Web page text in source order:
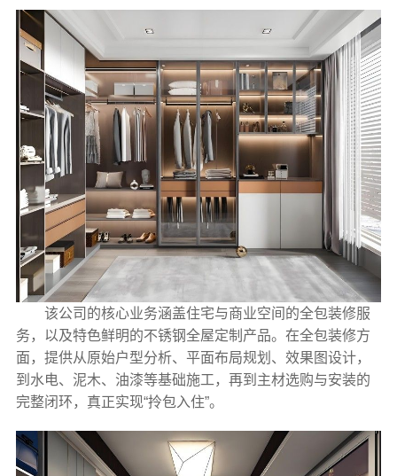
该公司的核心业务涵盖住宅与商业空间的全包装修服
务，以及特色鲜明的不锈钢全屋定制产品。在全包装修方
面，提供从原始户型分析、平面布局规划、效果图设计，
到水电、泥木、油漆等基础施工，再到主材选购与安装的
完整闭环，真正实现“拎包入住”。